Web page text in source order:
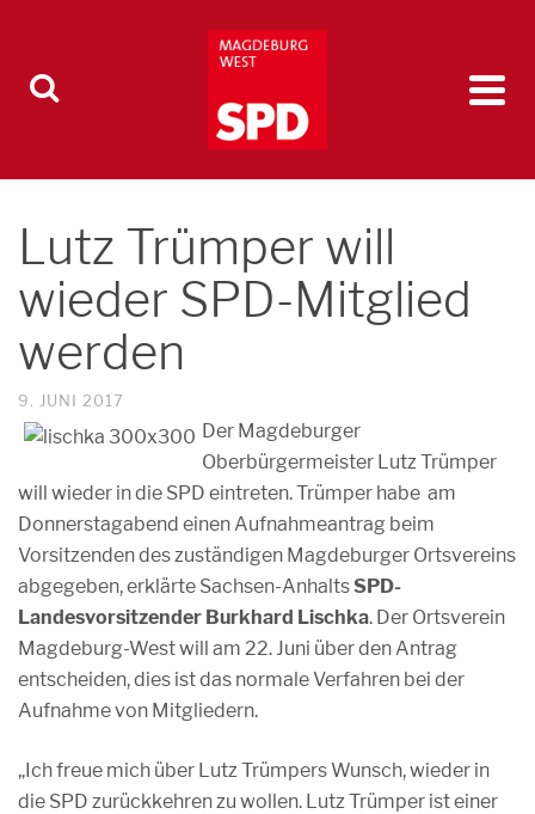
Lutz Trümper will
wieder SPD-Mitglied
werden
9. JUNI 2017
Der Magdeburger
Oberbürgermeister Lutz Trümper
will wieder in die SPD eintreten. Trümper habe am
Donnerstagabend einen Aufnahmeantrag beim
Vorsitzenden des zuständigen Magdeburger Ortsvereins
abgegeben, erklärte Sachsen-AnhaltsSPD-
Landesvorsitzender Burkhard Lischka. Der Ortsverein
Magdeburg-West will am 22. Juni über den Antrag
entscheiden, dies ist das normale Verfahren bei der
Aufnahme von Mitgliedern.
„Ich freue mich über Lutz Trümpers Wunsch, wieder in
die SPD zurückkehren zu wollen. Lutz Trümper ist einer